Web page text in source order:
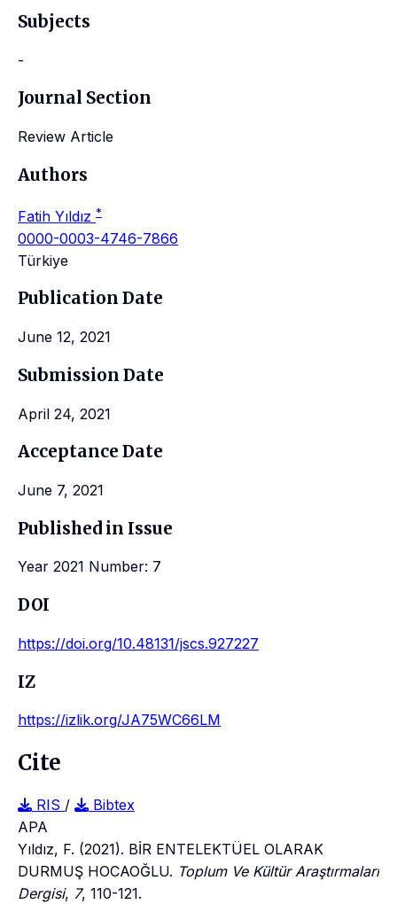
Subjects
-
Journal Section
Review Article
Authors
Fatih Yıldız *
0000-0003-4746-7866
Türkiye
Publication Date
June 12, 2021
Submission Date
April 24, 2021
Acceptance Date
June 7, 2021
Published in Issue
Year 2021 Number: 7
DOI
https://doi.org/10.48131/jscs.927227
IZ
https://izlik.org/JA75WC66LM
Cite
RIS /
Bibtex
APA
Yıldız, F. (2021). BİR ENTELEKTÜEL OLARAK
DURMUŞ HOCAOĞLU. Toplum Ve Kültür Araştırmaları
Dergisi, 7, 110-121.